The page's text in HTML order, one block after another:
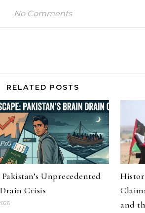
No Comments
RELATED POSTS
Unprecedented
Crisis
and